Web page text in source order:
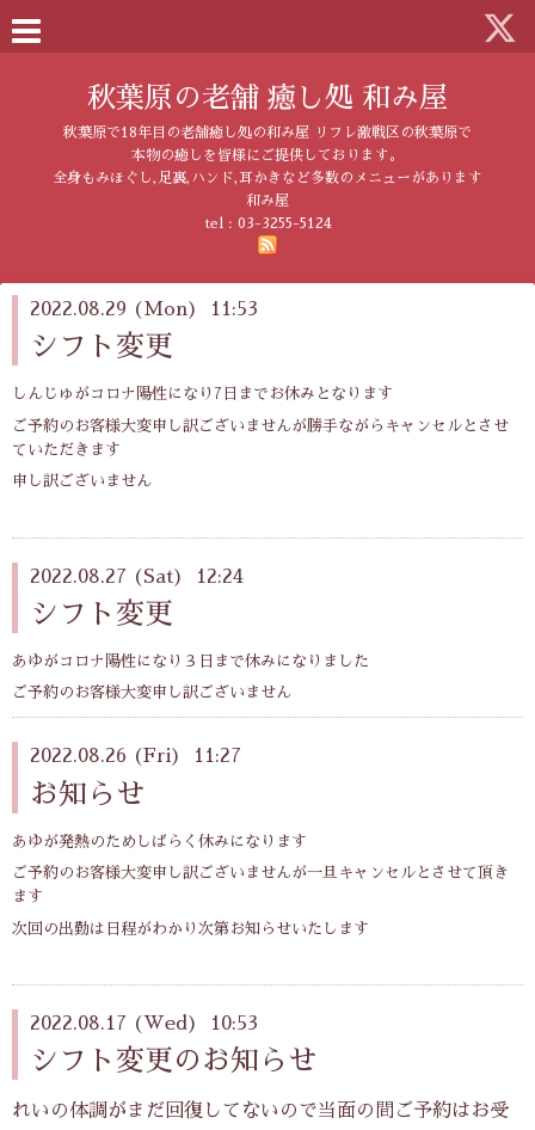
秋葉原の老舗 癒し処 和み屋
秋葉原で18年目の老舗癒し処の和み屋 リフレ激戦区の秋葉原で
本物の癒しを皆様にご提供しております。
全身もみほぐし,足裏,ハンド,耳かきなど多数のメニューがあります
和み屋
tel : 03-3255-5124
2022.08.29 (Mon) 11:53
シフト変更
しんじゅがコロナ陽性になり7日までお休みとなります
ご予約のお客様大変申し訳ございませんが勝手ながらキャンセルとさせ
ていただきます
申し訳ございません
2022.08.27 (Sat) 12:24
シフト変更
あゆがコロナ陽性になり３日まで休みになりました
ご予約のお客様大変申し訳ございません
2022.08.26 (Fri) 11:27
お知らせ
あゆが発熱のためしばらく休みになります
ご予約のお客様大変申し訳ございませんが一旦キャンセルとさせて頂き
ます
次回の出勤は日程がわかり次第お知らせいたします
2022.08.17 (Wed) 10:53
シフト変更のお知らせ
れいの体調がまだ回復してないので当面の間ご予約はお受